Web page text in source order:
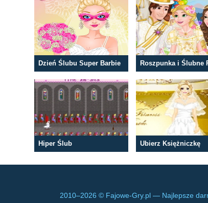
Dzień Ślubu Super Barbie
Hiper Ślub Ubierz Księżniczkę
2010–2026 © Fajowe-Gry.pl — Najlepsze